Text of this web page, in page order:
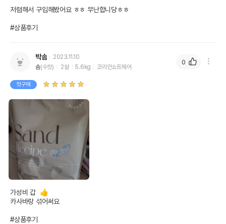
저렴해서 구입해봤어요 ㅎㅎ 무난합니당ㅎㅎ
#상품후기
박솜
2023.11.10
솜(수컷) 2살 5.6kg 코리안쇼트헤어
첫구매
가성비 갑  👍
카사바랑 섞어써요
#상품후기
0